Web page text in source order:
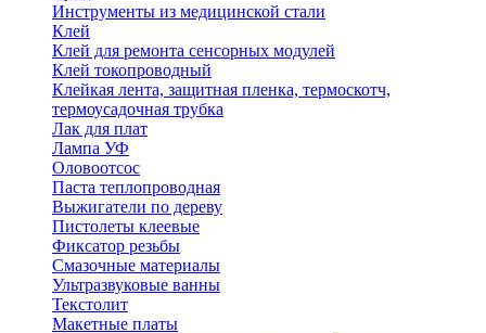
Инструменты из медицинской стали
Клей
Клей для ремонта сенсорных модулей
Клей токопроводный
Клейкая лента, защитная пленка, термоскотч,
термоусадочная трубка
Лак для плат
Лампа УФ
Оловоотсос
Паста теплопроводная
Выжигатели по дереву
Пистолеты клеевые
Фиксатор резьбы
Смазочные материалы
Ультразвуковые ванны
Текстолит
Макетные платы